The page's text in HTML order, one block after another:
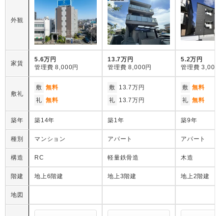
外観
家賃
5.6万円
管理費 8,000円
13.7万円
管理費 8,000円
5.2万円
管理費 3,000
敷礼
敷 無料
礼 無料
敷
13.7万円
礼
13.7万円
敷 無料
礼 無料
築年 築14年 築1年 築9年
種別 マンション アパート アパート
構造 RC 軽量鉄骨造 木造
階建 地上6階建 地上3階建 地上2階建
地図